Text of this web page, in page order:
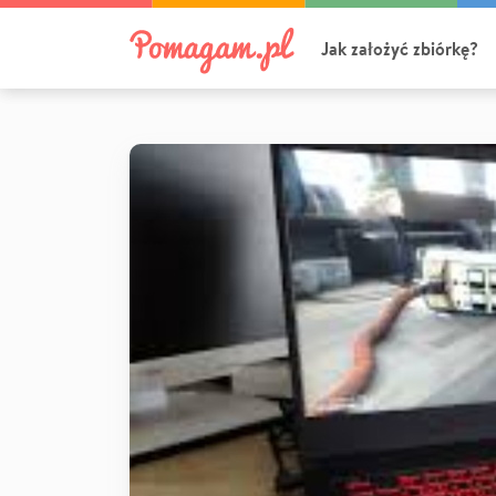
Jak założyć zbiórkę?